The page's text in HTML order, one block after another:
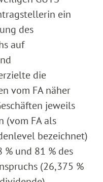
ein
des
auf
die
vom FA näher
jeweils
(vom FA als
bezeichnet)
und 81 % des
(26,375 %